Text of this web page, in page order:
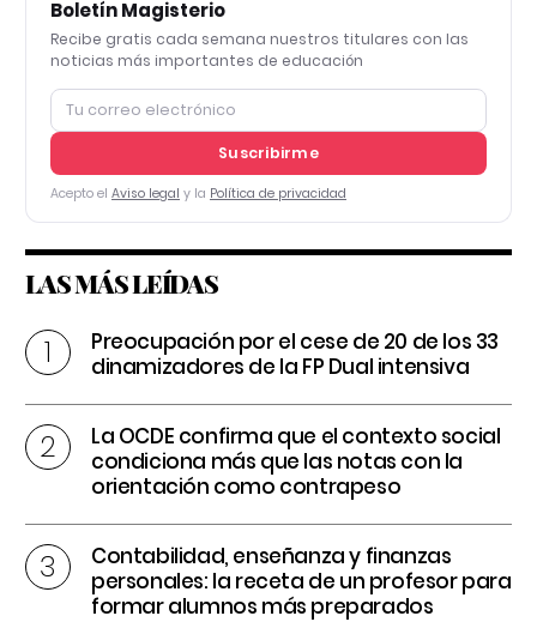
Boletín Magisterio
Recibe gratis cada semana nuestros titulares con las
noticias más importantes de educación
Suscribirme
Acepto el Aviso legal y la Política de privacidad
LAS MÁS LEÍDAS
Preocupación por el cese de 20 de los 33
dinamizadores de la FP Dual intensiva
La OCDE confirma que el contexto social
condiciona más que las notas con la
orientación como contrapeso
Contabilidad, enseñanza y finanzas
personales: la receta de un profesor para
formar alumnos más preparados